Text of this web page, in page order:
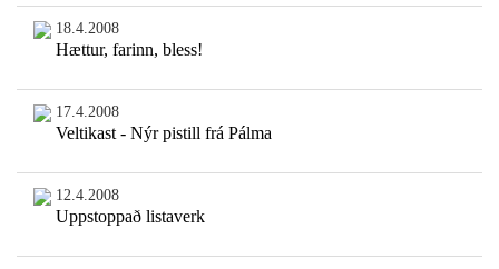
18.4.2008
Hættur, farinn, bless!
17.4.2008
Veltikast - Nýr pistill frá Pálma
12.4.2008
Uppstoppað listaverk